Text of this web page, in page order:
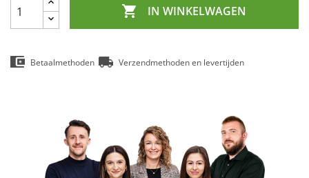
 IN WINKELWAGEN
Betaalmethoden Verzendmethoden en levertijden